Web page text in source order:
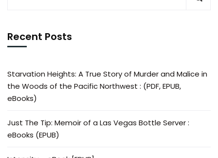
Recent Posts
Starvation Heights: A True Story of Murder and Malice in
the Woods of the Pacific Northwest : (PDF, EPUB,
eBooks)
Just The Tip: Memoir of a Las Vegas Bottle Server :
eBooks (EPUB)